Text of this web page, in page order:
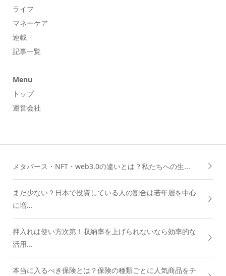
ライフ
マネーケア
連載
記事一覧
Menu
トップ
運営会社
メタバース・NFT・web3.0の違いとは？私たちへの生...
まだ少ない？日本で投資している人の割合は若年層を中心
に増...
押入れは使い方次第！収納率を上げられないなら効率的な
活用...
本当に入るべき保険とは？保険の種類ごとに人気商品をチ